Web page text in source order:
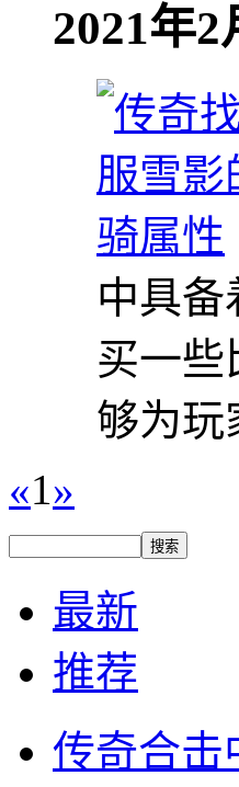
2021年2
中具
买一些
够为玩
«1»
最新
推荐
传奇合击